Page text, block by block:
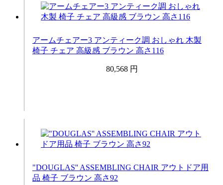
アームチェアー3 アンティーク調 おしゃれ 木製
椅子 チェア 高級感 ブラウン 高さ116
80,568 円
"DOUGLAS'' ASSEMBLING CHAIR アウトドア用
品 椅子 ブラウン 高さ92